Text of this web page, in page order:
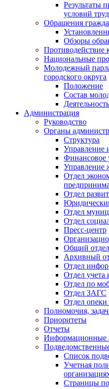
Результаты
условий
Обращения
Обзоры
Противодействие
Национальные
Молодежный
городского округа
Положение
Состав
Деятельность
Администрация
Руководство
Органы
Структура
Управление
Финансовое
Управление
Отдел
Отдел
Отдел
Отдел
Пресс-центр
Общий отдел
Архивный
Отдел
Отдел учета
Отдел по
Отдел ЗАГС
Отдел опеки
Полномочия,
Приоритеты
Отчеты
Информационные
Список
Учетная
Страницы